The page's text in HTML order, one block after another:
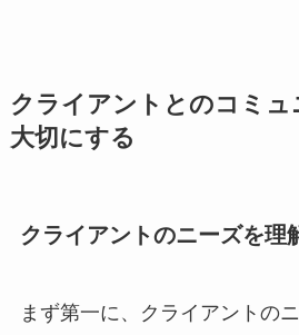
クライアントとのコミュ
大切にする
クライアントのニーズを理
まず第一に、クライアントの